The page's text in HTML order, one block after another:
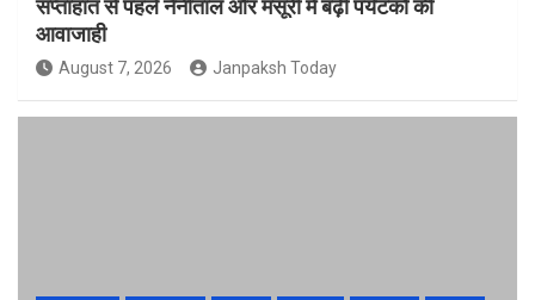
सप्ताहांत से पहले नैनीताल और मसूरी में बढ़ी पर्यटकों की
आवाजाही
August 7, 2026 Janpaksh Today